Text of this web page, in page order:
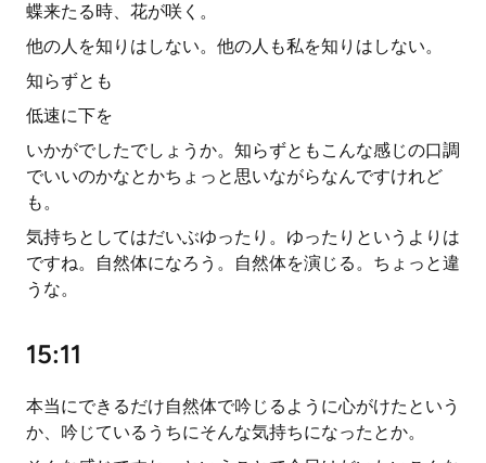
蝶来たる時、花が咲く。
他の人を知りはしない。他の人も私を知りはしない。
知らずとも
低速に下を
いかがでしたでしょうか。知らずともこんな感じの口調
でいいのかなとかちょっと思いながらなんですけれど
も。
気持ちとしてはだいぶゆったり。ゆったりというよりは
ですね。自然体になろう。自然体を演じる。ちょっと違
うな。
15:11
本当にできるだけ自然体で吟じるように心がけたという
か、吟じているうちにそんな気持ちになったとか。